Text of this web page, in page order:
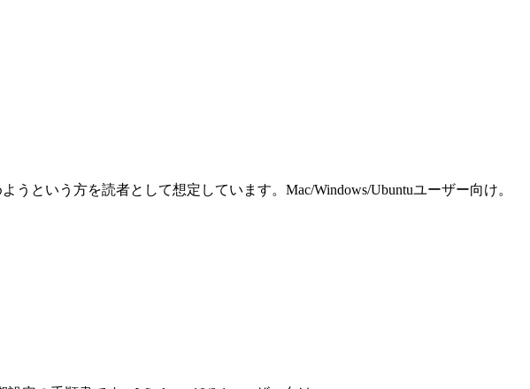
という方を読者として想定しています。Mac/Windows/Ubuntuユーザー向け。